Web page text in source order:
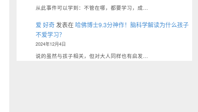
从此事件可以学到：不管在哪，都要学习，成…
爱 好奇 发表在 哈佛博士9.3分神作！脑科学解读为什么孩子
不爱学习？
2024年12月4日
说的虽然与孩子相关，但对大人同样也有启发…